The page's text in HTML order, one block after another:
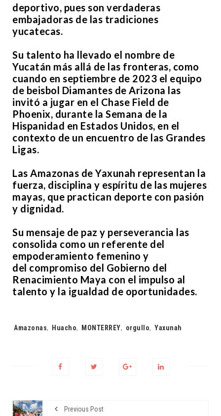
deportivo, pues son verdaderas
embajadoras de las tradiciones
yucatecas.
Su talento ha llevado el nombre de
Yucatán más allá de las fronteras, como
cuando en septiembre de 2023 el equipo
de beisbol Diamantes de Arizona las
invitó a jugar en el Chase Field de
Phoenix, durante la Semana de la
Hispanidad en Estados Unidos, en el
contexto de un encuentro de las Grandes
Ligas.
Las Amazonas de Yaxunah representan la
fuerza, disciplina y espíritu de las mujeres
mayas, que practican deporte con pasión
y dignidad.
Su mensaje de paz y perseverancia las
consolida como un referente del
empoderamiento femenino y
del compromiso del Gobierno del
Renacimiento Maya con el impulso al
talento y la igualdad de oportunidades.
Tags:
Amazonas, Huacho, MONTERREY, orgullo, Yaxunah
Previous Post